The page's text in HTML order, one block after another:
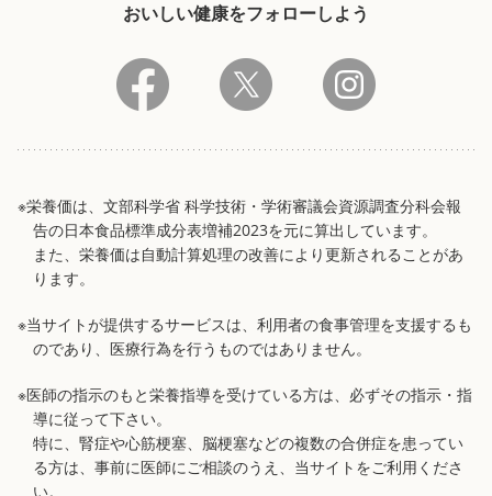
おいしい健康をフォローしよう
※栄養価は、文部科学省 科学技術・学術審議会資源調査分科会報
告の日本食品標準成分表増補2023を元に算出しています。
また、栄養価は自動計算処理の改善により更新されることがあ
ります。
※当サイトが提供するサービスは、利用者の食事管理を支援するも
のであり、医療行為を行うものではありません。
※医師の指示のもと栄養指導を受けている方は、必ずその指示・指
導に従って下さい。
特に、腎症や心筋梗塞、脳梗塞などの複数の合併症を患ってい
る方は、事前に医師にご相談のうえ、当サイトをご利用くださ
い。